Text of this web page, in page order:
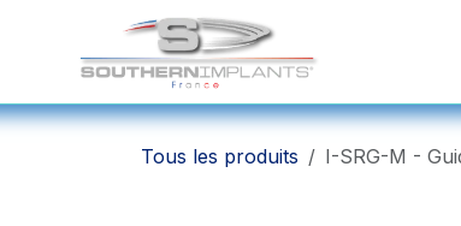
Se rendre au contenu
Tous les produits I-SRG-M -